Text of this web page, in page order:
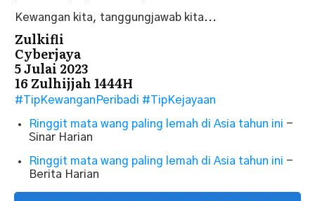
Kewangan kita, tanggungjawab kita...
Zulkifli
Cyberjaya
5 Julai 2023
16 Zulhijjah 1444H
#TipKewanganPeribadi #TipKejayaan
Ringgit mata wang paling lemah di Asia tahun ini -
Sinar Harian
Ringgit mata wang paling lemah di Asia tahun ini -
Berita Harian